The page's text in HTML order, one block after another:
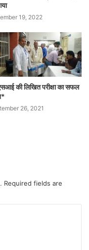
19, 2022
की लिखित परीक्षा का सफल
26, 2021
Required fields are